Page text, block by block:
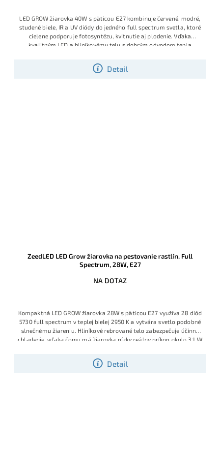
Detail
LED GROW žiarovka 40W s päticou E27 kombinuje červené, modré,
studené biele, IR a UV diódy do jedného full spectrum svetla, ktoré
cielene podporuje fotosyntézu, kvitnutie aj plodenie. Vďaka
kvalitným LED a hliníkovému telu s dobrým odvodom tepla
životnosti nad 30 000 hodín.
ZeedLED LED Grow žiarovka na pestovanie rastlín, Full
Spectrum, 28W, E27
NA DOTAZ
Detail
Kompaktná LED GROW žiarovka 28W s päticou E27 využíva 28 diód
5730 full spectrum v teplej bielej 2950 K a vytvára svetlo podobné
slnečnému žiareniu. Hliníkové rebrované telo zabezpečuje účinné
chladenie, vďaka čomu má žiarovka nízky reálny príkon okolo 3,1 W